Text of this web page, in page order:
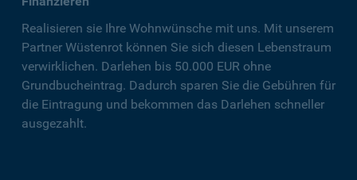
Realisieren sie Ihre Wohnwünsche mit uns. Mit unserem
Partner Wüstenrot können Sie sich diesen Lebenstraum
verwirklichen. Darlehen bis 50.000 EUR ohne
Grundbucheintrag. Dadurch sparen Sie die Gebühren für
die Eintragung und bekommen das Darlehen schneller
ausgezahlt.